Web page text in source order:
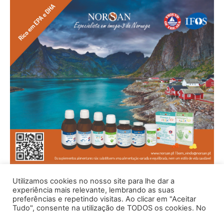
Utilizamos cookies no nosso site para lhe dar a
experiência mais relevante, lembrando as suas
preferências e repetindo visitas. Ao clicar em "Aceitar
Tudo", consente na utilização de TODOS os cookies. No